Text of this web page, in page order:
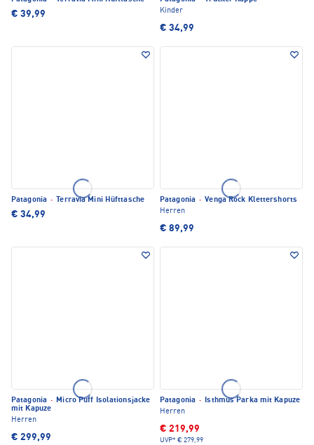
€ 39,99
Kinder
€ 34,99
Patagonia · Terravia Mini Hüfttasche
€ 34,99
Patagonia · Venga Rock Klettershorts
Herren
€ 89,99
Patagonia · Micro Puff Isolationsjacke
mit Kapuze
Herren
€ 299,99
Patagonia · Isthmus Parka mit Kapuze
Herren
€ 219,99
UVP* € 279,99